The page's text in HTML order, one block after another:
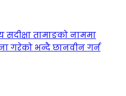
तामाङको नाममा
गरेको भन्दै छानवीन गर्न